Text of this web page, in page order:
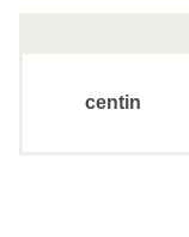
centin